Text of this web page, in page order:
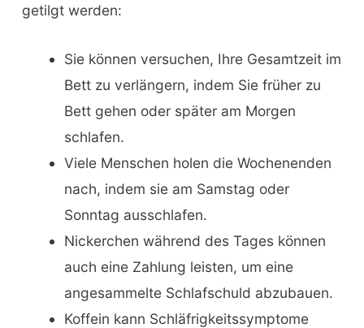
getilgt werden:
Sie können versuchen, Ihre Gesamtzeit im
Bett zu verlängern, indem Sie früher zu
Bett gehen oder später am Morgen
schlafen.
Viele Menschen holen die Wochenenden
nach, indem sie am Samstag oder
Sonntag ausschlafen.
Nickerchen während des Tages können
auch eine Zahlung leisten, um eine
angesammelte Schlafschuld abzubauen.
Koffein kann Schläfrigkeitssymptome